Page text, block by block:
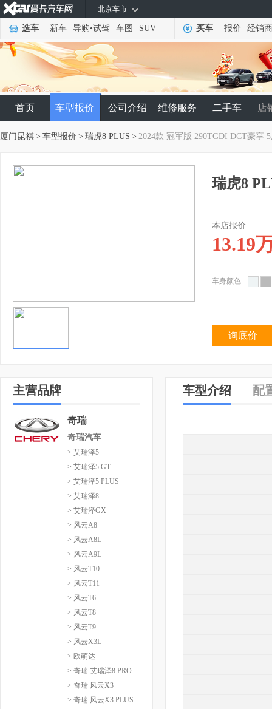
北京车市
选车 新车 导购•试驾 车图 SUV 买车 报价 经销商
首页 车型报价 公司介绍 维修服务 二手车 店
厦门昆祺 > 车型报价 > 瑞虎8 PLUS > 2024款 冠军版 290TGDI DCT豪享
瑞虎8
本店报价
13.19
车身颜色:
询底价
主营品牌
奇瑞
奇瑞汽车
> 艾瑞泽5
> 艾瑞泽5 GT
> 艾瑞泽5 PLUS
> 艾瑞泽8
> 艾瑞泽GX
> 风云A8
> 风云A8L
> 风云A9L
> 风云T10
> 风云T11
> 风云T6
> 风云T8
> 风云T9
> 风云X3L
> 欧萌达
> 奇瑞 艾瑞泽8 PRO
> 奇瑞 风云X3
> 奇瑞 风云X3 PLUS
车型介绍 配